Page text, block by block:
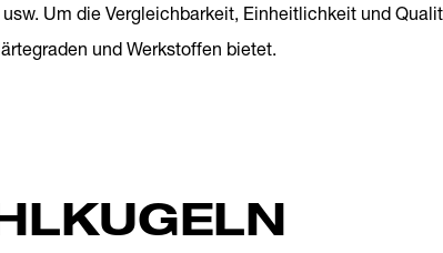
Um die Vergleichbarkeit, Einheitlichkeit und
und Werkstoffen bietet.